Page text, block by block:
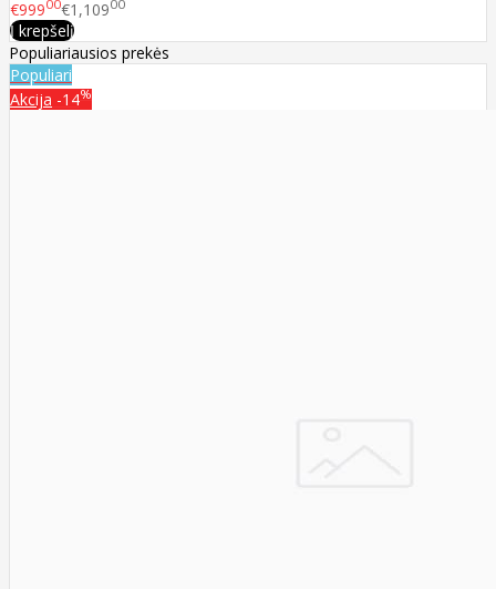
€99900€1,10900
Į krepšelį
Populiariausios prekės
Populiari
Akcija -14%